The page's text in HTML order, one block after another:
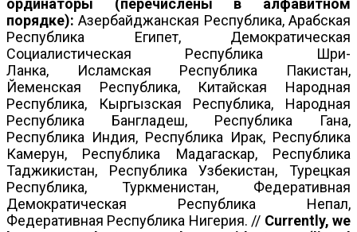
ординаторы (перечислены в алфавитном
порядке):Азербайджанская Республика, Арабская
Республика Египет, Демократическая
Социалистическая Республика Шри-
Ланка, Исламская Республика Пакистан,
Йеменская Республика, Китайская Народная
Республика, Кыргызская Республика, Народная
Республика Бангладеш, Республика Гана,
Республика Индия, Республика Ирак, Республика
Камерун, Республика Мадагаскар, Республика
Таджикистан, Республика Узбекистан, Турецкая
Республика, Туркменистан, Федеративная
Демократическая Республика Непал,
Федеративная Республика Нигерия. // Currently, we